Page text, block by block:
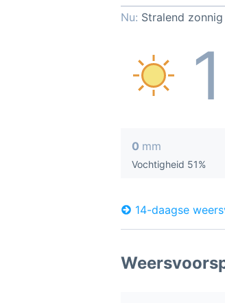
Nu: Stralend
0 mm
Vochtigheid 51%
14-daagse